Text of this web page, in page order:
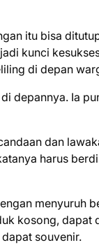
itu bisa
kunci
di depan
depannya. Ia
dan
harus
menyuruh
kosong, dapat
souvenir.